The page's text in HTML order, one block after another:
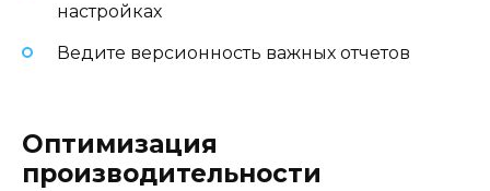
настройках
Ведите версионность важных отчетов
Оптимизация
производительности